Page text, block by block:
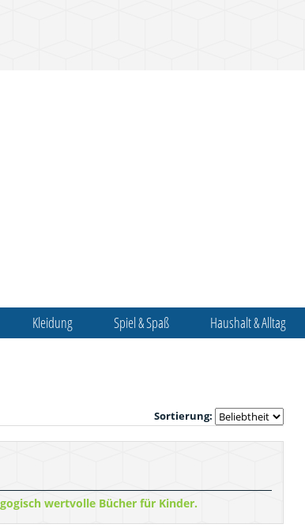
Kleidung Spiel & Spaß Haushalt & Alltag
Sortierung:
wertvolle Bücher für Kinder.